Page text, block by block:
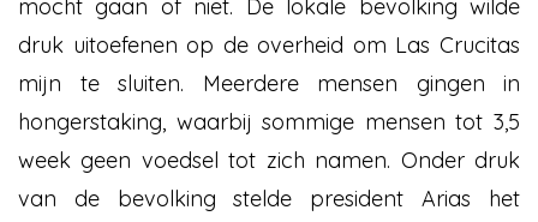
mocht gaan of niet. De lokale bevolking wilde
druk uitoefenen op de overheid om Las Crucitas
mijn te sluiten. Meerdere mensen gingen in
hongerstaking, waarbij sommige mensen tot 3,5
week geen voedsel tot zich namen. Onder druk
van de bevolking stelde president Arias het